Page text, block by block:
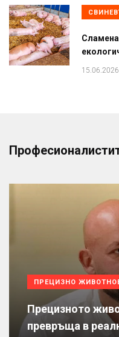
15.06.2026
ПРЕЦИЗНО
Прецизното
превръща в